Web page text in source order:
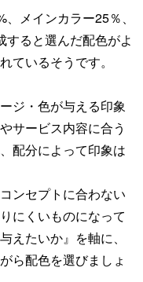
メインカラー25％、
ると選んだ配色がよ
ているそうです。
ジ・色が与える印象
サービス内容に合う
配分によって印象は
ンセプトに合わない
にくいものになって
えたいか』を軸に、
ら配色を選びましょ